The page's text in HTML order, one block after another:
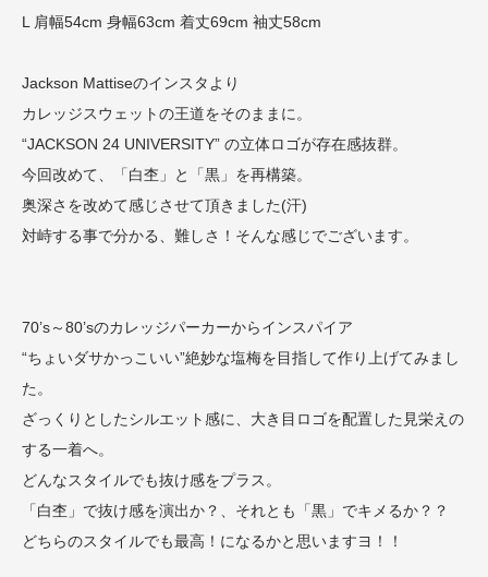
L 肩幅54cm 身幅63cm 着丈69cm 袖丈58cm
Jackson Mattiseのインスタより
カレッジスウェットの王道をそのままに。
“JACKSON 24 UNIVERSITY” の立体ロゴが存在感抜群。
今回改めて、「白杢」と「黒」を再構築。
奥深さを改めて感じさせて頂きました(汗)
対峙する事で分かる、難しさ！そんな感じでございます。
70’s～80’sのカレッジパーカーからインスパイア
“ちょいダサかっこいい”絶妙な塩梅を目指して作り上げてみまし
た。
ざっくりとしたシルエット感に、大き目ロゴを配置した見栄えの
する一着へ。
どんなスタイルでも抜け感をプラス。
「白杢」で抜け感を演出か？、それとも「黒」でキメるか？？
どちらのスタイルでも最高！になるかと思いますヨ！！